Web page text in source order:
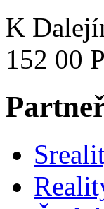
K
152 00